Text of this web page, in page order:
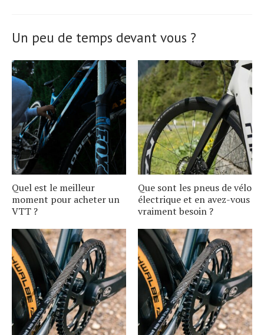
Un peu de temps devant vous ?
Quel est le meilleur
moment pour acheter un
VTT ?
Que sont les pneus de vélo
électrique et en avez-vous
vraiment besoin ?